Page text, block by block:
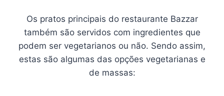
Os pratos principais do restaurante Bazzar
também são servidos com ingredientes que
podem ser vegetarianos ou não. Sendo assim,
estas são algumas das opções vegetarianas e
de massas: